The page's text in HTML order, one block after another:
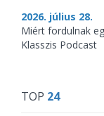
2026. július 28.
Miért fordulnak
Klasszis Podcast
TOP 24